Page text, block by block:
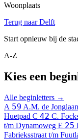
Woonplaats
Terug naar Delft
Start opnieuw bij de
A-Z
Kies een
Alle beginletters →
A 59 A.M. de
Huetpad C 42 C.
t/m Dynamoweg E 25
Fabrieksstraat t/m